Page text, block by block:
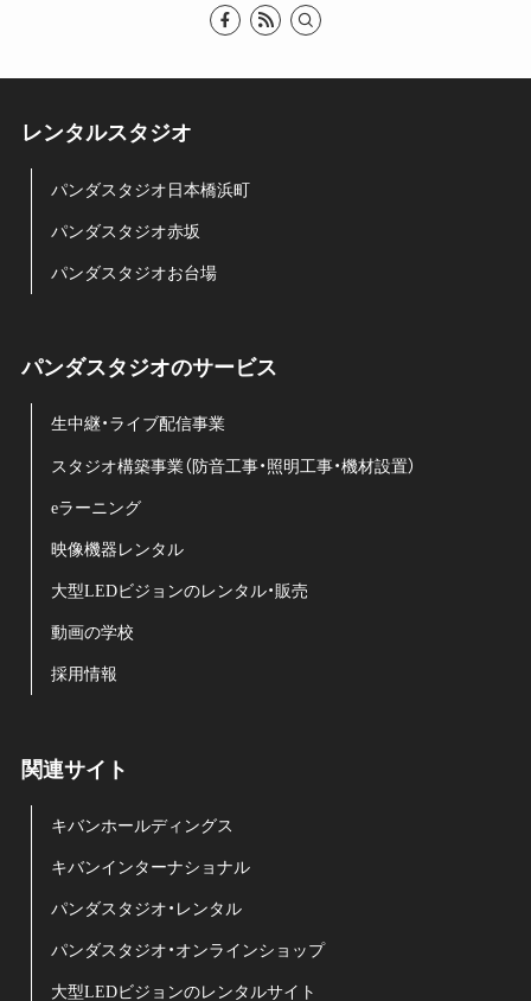
レンタルスタジオ
パンダスタジオ日本橋浜町
パンダスタジオ赤坂
パンダスタジオお台場
パンダスタジオのサービス
生中継・ライブ配信事業
スタジオ構築事業（防音工事・照明工事・機材設置）
eラーニング
映像機器レンタル
大型LEDビジョンのレンタル・販売
動画の学校
採用情報
関連サイト
キバンホールディングス
キバンインターナショナル
パンダスタジオ・レンタル
パンダスタジオ・オンラインショップ
大型LEDビジョンのレンタルサイト